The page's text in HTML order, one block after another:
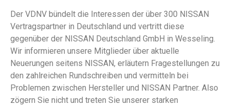
Der VDNV bündelt die Interessen der über 300 NISSAN
Vertragspartner in Deutschland und vertritt diese
gegenüber der NISSAN Deutschland GmbH in Wesseling.
Wir informieren unsere Mitglieder über aktuelle
Neuerungen seitens NISSAN, erläutern Fragestellungen zu
den zahlreichen Rundschreiben und vermitteln bei
Problemen zwischen Hersteller und NISSAN Partner. Also
zögern Sie nicht und treten Sie unserer starken